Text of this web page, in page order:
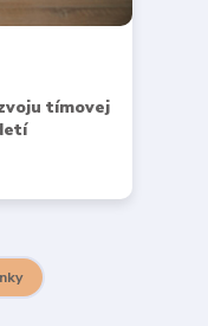
tímovej